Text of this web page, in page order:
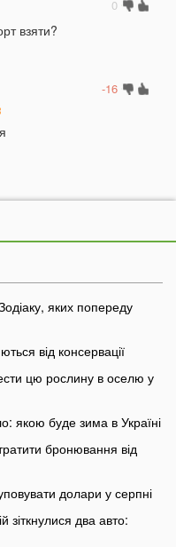
0
взяти?
-16
яких попереду
від консервації
цю рослину в оселю у
якою буде зима в Україні
бронювання від
долари у серпні
зіткнулися два авто: